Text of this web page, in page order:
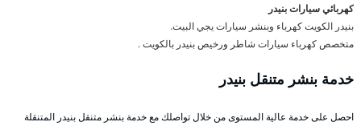
كهربائي سيارات بنيدر
بنيدر الكويت كهرباء وبنشر سيارات يجي البيت.
متخصص كهرباء سيارات شاطر ورخيص بنيدر بالكويت .
خدمة بنشر متنقل بنيدر
احصل على خدمة عالية المستوى من خلال تواصلك مع خدمة بنشر متنقل بنيدر المتنقلة